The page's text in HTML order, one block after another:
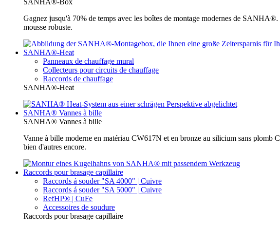
SANHA®-Box
Gagnez jusqu'à 70% de temps avec les boîtes de montage modernes de
mousse robuste.
SANHA®-Heat
Panneaux de chauffage mural
Collecteurs pour circuits de chauffage
Raccords de chauffage
SANHA®-Heat
SANHA® Vannes à bille
SANHA® Vannes à bille
Vanne à bille moderne en matériau CW617N et en bronze au silicium sans
bien d'autres encore.
Raccords pour brasage capillaire
Raccords á souder "SA 4000" | Cuivre
Raccords á souder "SA 5000" | Cuivre
RefHP® | CuFe
Accessoires de soudure
Raccords pour brasage capillaire